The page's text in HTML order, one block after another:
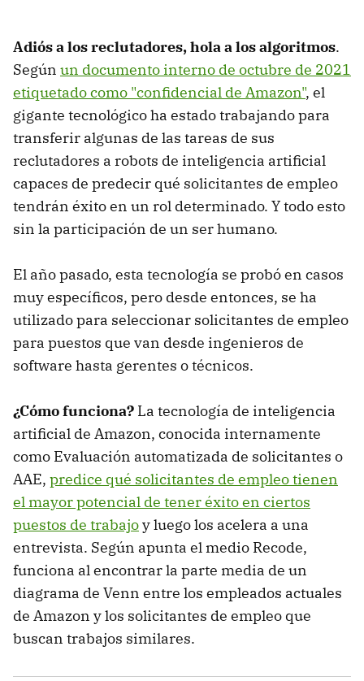
Adiós a los reclutadores, hola a los algoritmos.
Según un documento interno de octubre de 2021
etiquetado como "confidencial de Amazon", el
gigante tecnológico ha estado trabajando para
transferir algunas de las tareas de sus
reclutadores a robots de inteligencia artificial
capaces de predecir qué solicitantes de empleo
tendrán éxito en un rol determinado. Y todo esto
sin la participación de un ser humano.
El año pasado, esta tecnología se probó en casos
muy específicos, pero desde entonces, se ha
utilizado para seleccionar solicitantes de empleo
para puestos que van desde ingenieros de
software hasta gerentes o técnicos.
¿Cómo funciona? La tecnología de inteligencia
artificial de Amazon, conocida internamente
como Evaluación automatizada de solicitantes o
AAE, predice qué solicitantes de empleo tienen
el mayor potencial de tener éxito en ciertos
puestos de trabajoy luego los acelera a una
entrevista. Según apunta el medio Recode,
funciona al encontrar la parte media de un
diagrama de Venn entre los empleados actuales
de Amazon y los solicitantes de empleo que
buscan trabajos similares.